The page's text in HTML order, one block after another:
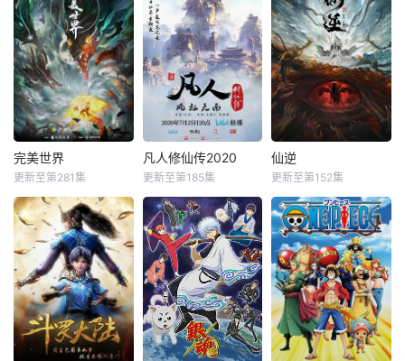
完美世界
更新至第281集
凡人修仙传2020
更新至第185集
仙逆
更新至第152集